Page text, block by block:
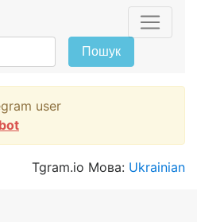
Пошук
user
Tgram.io Мова: Ukrainian